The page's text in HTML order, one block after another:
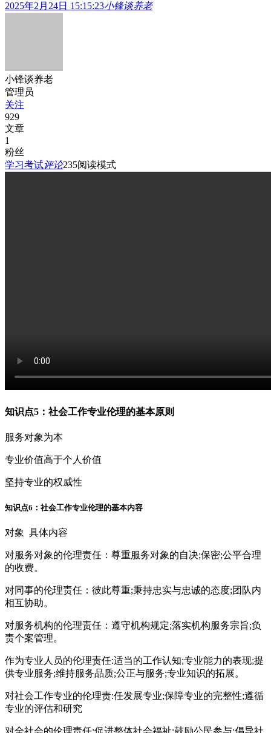
2025年2月24日 15:15:23小锋谈养老
小锋谈养老
管理员
关注
929
文章
1
粉丝
学习考试评论235阅读模式
知识点5：社会工作专业伦理的基本原则
服务对象为本
专业价值高于个人价值
坚持专业的权威性
知识点6：社会工作专业伦理的基本内容
对象 具体内容
对服务对象的伦理责任：尊重服务对象的自决;保密;公平合理
的收费。
对同事的伦理责任：彼此尊重;秉持忠实与忠诚的态度;团队内
相互协助。
对服务机构的伦理责任：遵守机构规定;落实机构服务宗旨;负
责个案管理。
作为专业人员的伦理责任:适当的工作认知;专业能力的表现;提
供专业服务;维持服务品质;公正与服务;专业知识的拓展。
对社会工作专业的伦理责:任发展专业;保障专业的完整性;遵循
专业的评估和研究